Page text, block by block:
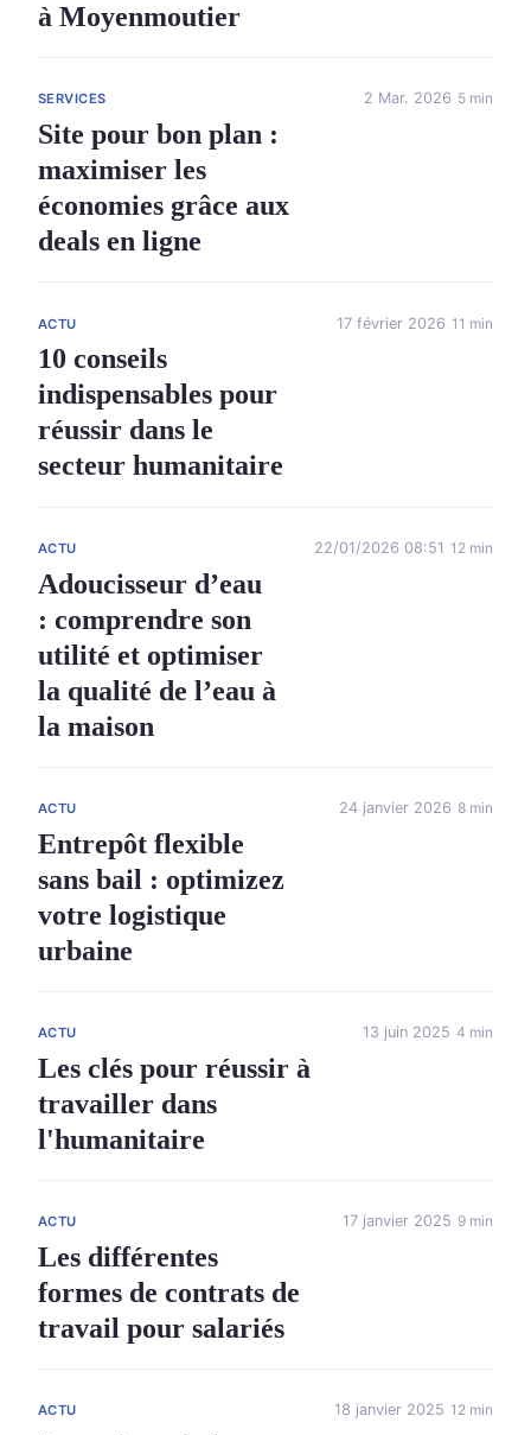
à Moyenmoutier
SERVICES
Site pour bon plan :
maximiser les
économies grâce aux
deals en ligne
2 Mar. 2026 5 min
ACTU
10 conseils
indispensables pour
réussir dans le
secteur humanitaire
17 février 2026 11 min
ACTU
Adoucisseur d’eau
: comprendre son
utilité et optimiser
la qualité de l’eau à
la maison
22/01/2026 08:51 12 min
ACTU
Entrepôt flexible
sans bail : optimizez
votre logistique
urbaine
24 janvier 2026 8 min
ACTU
Les clés pour réussir à
travailler dans
l'humanitaire
13 juin 2025 4 min
ACTU
Les différentes
formes de contrats de
travail pour salariés
17 janvier 2025 9 min
ACTU 18 janvier 2025 12 min